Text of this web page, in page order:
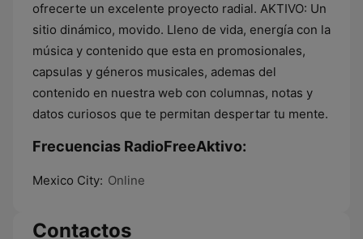
ofrecerte un excelente proyecto radial. AKTIVO: Un
sitio dinámico, movido. Lleno de vida, energía con la
música y contenido que esta en promosionales,
capsulas y géneros musicales, ademas del
contenido en nuestra web con columnas, notas y
datos curiosos que te permitan despertar tu mente.
Frecuencias RadioFreeAktivo:
Mexico City: Online
Contactos